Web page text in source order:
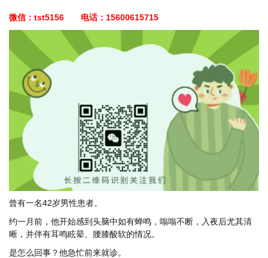
微信：tst5156 电话：15600615715
曾有一名42岁男性患者。
约一月前，他开始感到头脑中如有蝉鸣，嗡嗡不断，入夜后尤其清
晰，并伴有耳鸣眩晕、腰膝酸软的情况。
是怎么回事？他急忙前来就诊。